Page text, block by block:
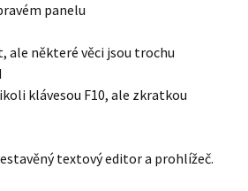
panelu
ale některé věci jsou trochu
klávesou F10, ale zkratkou
textový editor a prohlížeč.